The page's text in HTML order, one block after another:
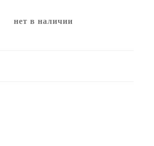
нет в наличии